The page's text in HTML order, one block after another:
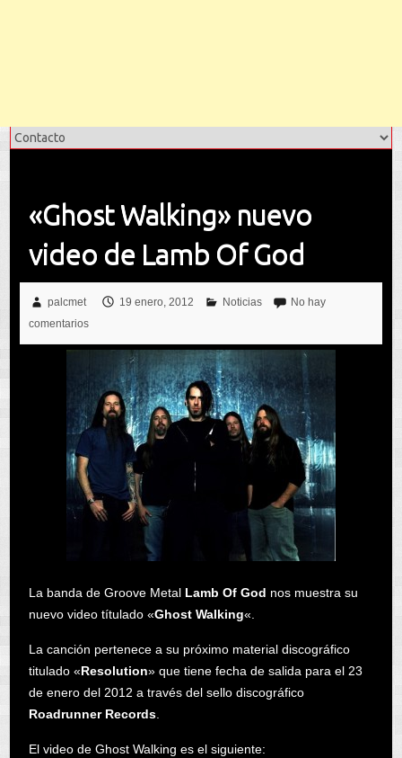
«Ghost Walking» nuevo
video de Lamb Of God
palcmet 19 enero, 2012 Noticias
No hay
comentarios
La banda de Groove Metal Lamb Of God nos muestra su
nuevo video títulado «Ghost Walking«.
La canción pertenece a su próximo material discográfico
titulado «Resolution» que tiene fecha de salida para el 23
de enero del 2012 a través del sello discográfico
Roadrunner Records.
El video de Ghost Walking es el siguiente: